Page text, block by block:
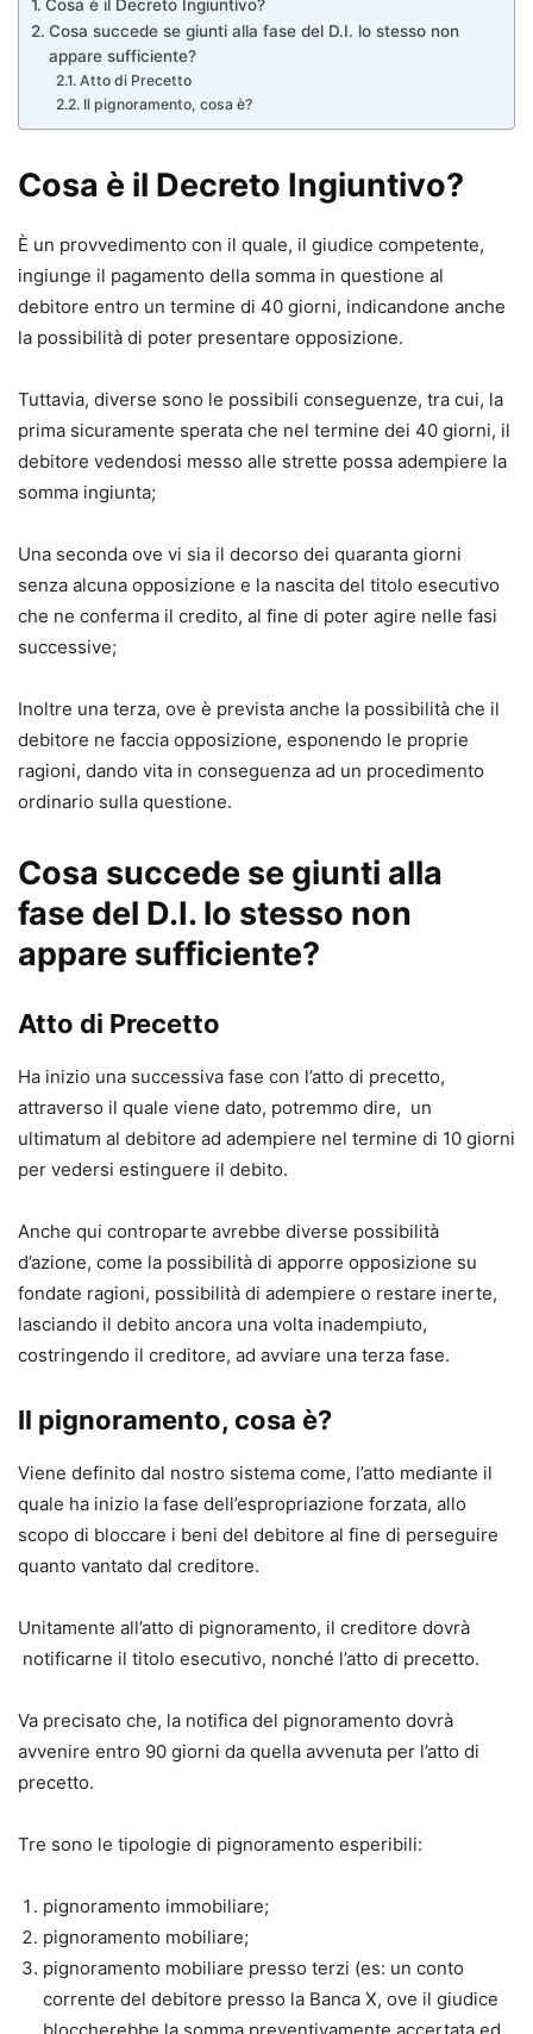
Cosa è il Decreto Ingiuntivo?
Cosa succede se giunti alla fase del D.I. lo stesso non
appare sufficiente?
Atto di Precetto
Il pignoramento, cosa è?
Cosa è il Decreto Ingiuntivo?
È un provvedimento con il quale, il giudice competente,
ingiunge il pagamento della somma in questione al
debitore entro un termine di 40 giorni, indicandone anche
la possibilità di poter presentare opposizione.
Tuttavia, diverse sono le possibili conseguenze, tra cui, la
prima sicuramente sperata che nel termine dei 40 giorni, il
debitore vedendosi messo alle strette possa adempiere la
somma ingiunta;
Una seconda ove vi sia il decorso dei quaranta giorni
senza alcuna opposizione e la nascita del titolo esecutivo
che ne conferma il credito, al fine di poter agire nelle fasi
successive;
Inoltre una terza, ove è prevista anche la possibilità che il
debitore ne faccia opposizione, esponendo le proprie
ragioni, dando vita in conseguenza ad un procedimento
ordinario sulla questione.
Cosa succede se giunti alla
fase del D.I. lo stesso non
appare sufficiente?
Atto di Precetto
Ha inizio una successiva fase con l’atto di precetto,
attraverso il quale viene dato, potremmo dire, un
ultimatum al debitore ad adempiere nel termine di 10 giorni
per vedersi estinguere il debito.
Anche qui controparte avrebbe diverse possibilità
d’azione, come la possibilità di apporre opposizione su
fondate ragioni, possibilità di adempiere o restare inerte,
lasciando il debito ancora una volta inadempiuto,
costringendo il creditore, ad avviare una terza fase.
Il pignoramento, cosa è?
Viene definito dal nostro sistema come, l’atto mediante il
quale ha inizio la fase dell’espropriazione forzata, allo
scopo di bloccare i beni del debitore al fine di perseguire
quanto vantato dal creditore.
Unitamente all’atto di pignoramento, il creditore dovrà
notificarne il titolo esecutivo, nonché l’atto di precetto.
Va precisato che, la notifica del pignoramento dovrà
avvenire entro 90 giorni da quella avvenuta per l’atto di
precetto.
Tre sono le tipologie di pignoramento esperibili:
pignoramento immobiliare;
pignoramento mobiliare;
pignoramento mobiliare presso terzi (es: un conto
corrente del debitore presso la Banca X, ove il giudice